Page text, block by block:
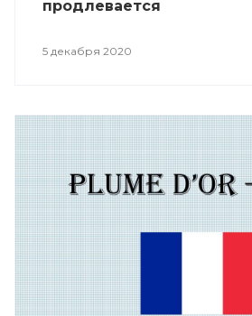
продлевается
5 декабря 2020